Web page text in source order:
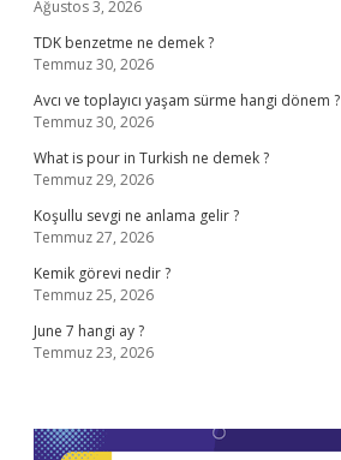
Ağustos 3, 2026
TDK benzetme ne demek ?
Temmuz 30, 2026
Avcı ve toplayıcı yaşam sürme hangi dönem ?
Temmuz 30, 2026
What is pour in Turkish ne demek ?
Temmuz 29, 2026
Koşullu sevgi ne anlama gelir ?
Temmuz 27, 2026
Kemik görevi nedir ?
Temmuz 25, 2026
June 7 hangi ay ?
Temmuz 23, 2026